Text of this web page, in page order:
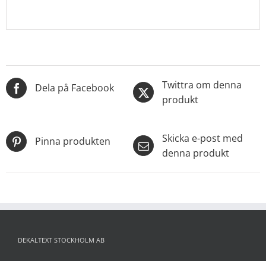
Dela på Facebook
Twittra om denna
produkt
Pinna produkten
Skicka e-post med
denna produkt
DEKALTEXT STOCKHOLM AB